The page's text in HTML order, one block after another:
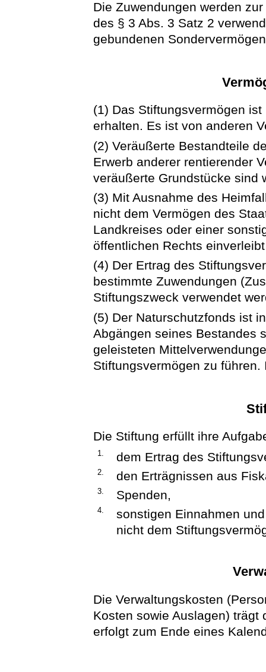
Die Zuwendungen werden
des § 3 Abs. 3 Satz 2
gebundenen
(1) Das Stiftungsvermögen
erhalten. Es ist von anderen
(2) Veräußerte Bestandteile
Erwerb anderer rentierender
veräußerte Grundstücke sind
(3) Mit Ausnahme des
nicht dem Vermögen des
Landkreises oder einer
öffentlichen Rechts
(4) Der Ertrag des
bestimmte Zuwendungen
Stiftungszweck verwendet
(5) Der Naturschutzfonds ist
Abgängen seines Bestandes
geleisteten
Stiftungsvermögen zu
Die Stiftung erfüllt ihre
1. dem Ertrag des
2. den Erträgnissen aus
3. Spenden,
4.
sonstigen Einnahmen
nicht dem
Die Verwaltungskosten
Kosten sowie Auslagen) trägt
erfolgt zum Ende eines